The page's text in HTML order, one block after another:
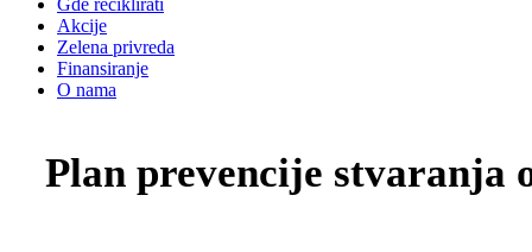
Gde reciklirati
Akcije
Zelena privreda
Finansiranje
O nama
Plan prevencije stvaranja